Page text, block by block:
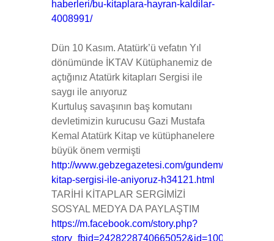
haberleri/bu-kitaplara-hayran-kaldilar-
4008991/
Dün 10 Kasım. Atatürk’ü vefatın Yıl
dönümünde İKTAV Kütüphanemiz de
açtığınız Atatürk kitapları Sergisi ile
saygı ile anıyoruz
Kurtuluş savaşının baş komutanı
devletimizin kurucusu Gazi Mustafa
Kemal Atatürk Kitap ve kütüphanelere
büyük önem vermişti
http://www.gebzegazetesi.com/gundem/ataturku-
kitap-sergisi-ile-aniyoruz-h34121.html
TARİHİ KİTAPLAR SERGİMİZİ
SOSYAL MEDYA DA PAYLAŞTIM
https://m.facebook.com/story.php?